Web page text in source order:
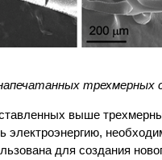
трехмерных
выше
электроэнергию,
для создания